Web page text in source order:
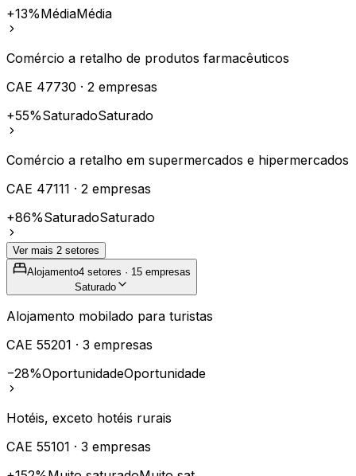
+13%MédiaMédia
Comércio a retalho de produtos farmacêuticos
CAE 47730 · 2 empresas
+55%SaturadoSaturado
Comércio a retalho em supermercados e hipermercados
CAE 47111 · 2 empresas
+86%SaturadoSaturado
Ver mais 2 setores
Alojamento4 setores · 15 empresas
Saturado
Alojamento mobilado para turistas
CAE 55201 · 3 empresas
−28%OportunidadeOportunidade
Hotéis, exceto hotéis rurais
CAE 55101 · 3 empresas